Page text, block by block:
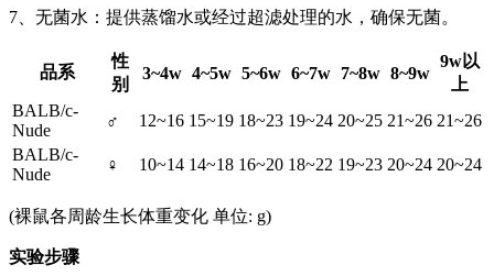
7、无菌水：提供蒸馏水或经过超滤处理的水，确保无菌。
品系
性
别
3~4w 4~5w 5~6w 6~7w 7~8w 8~9w
9w以
上
BALB/c-
Nude
♂ 12~16 15~19 18~23 19~24 20~25 21~26 21~26
BALB/c-
Nude
♀ 10~14 14~18 16~20 18~22 19~23 20~24 20~24
(裸鼠各周龄生长体重变化 单位: g)
实验步骤